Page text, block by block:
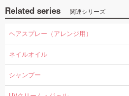
Related series 関連シリーズ
ヘアスプレー（アレンジ用）
ネイルオイル
シャンプー